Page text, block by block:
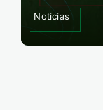
Noticias